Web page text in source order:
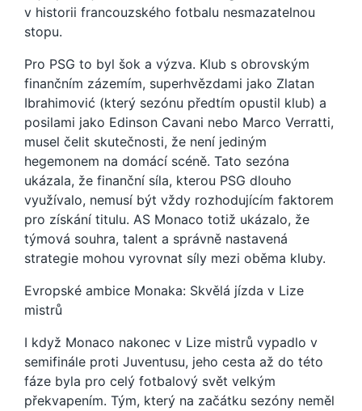
v historii francouzského fotbalu nesmazatelnou
stopu.
Pro PSG to byl šok a výzva. Klub s obrovským
finančním zázemím, superhvězdami jako Zlatan
Ibrahimović (který sezónu předtím opustil klub) a
posilami jako Edinson Cavani nebo Marco Verratti,
musel čelit skutečnosti, že není jediným
hegemonem na domácí scéně. Tato sezóna
ukázala, že finanční síla, kterou PSG dlouho
využívalo, nemusí být vždy rozhodujícím faktorem
pro získání titulu. AS Monaco totiž ukázalo, že
týmová souhra, talent a správně nastavená
strategie mohou vyrovnat síly mezi oběma kluby.
Evropské ambice Monaka: Skvělá jízda v Lize
mistrů
I když Monaco nakonec v Lize mistrů vypadlo v
semifinále proti Juventusu, jeho cesta až do této
fáze byla pro celý fotbalový svět velkým
překvapením. Tým, který na začátku sezóny neměl